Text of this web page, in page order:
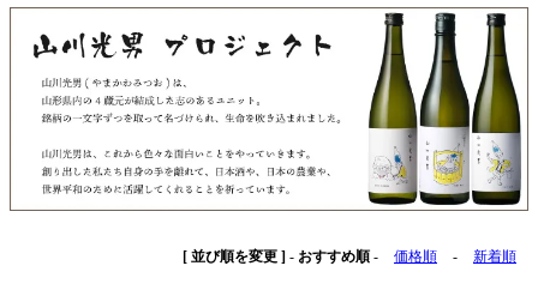
[ 並び順を変更 ] - おすすめ順 - 価格順 - 新着順